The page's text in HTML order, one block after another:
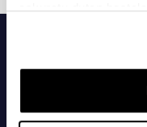
eskuratu duten